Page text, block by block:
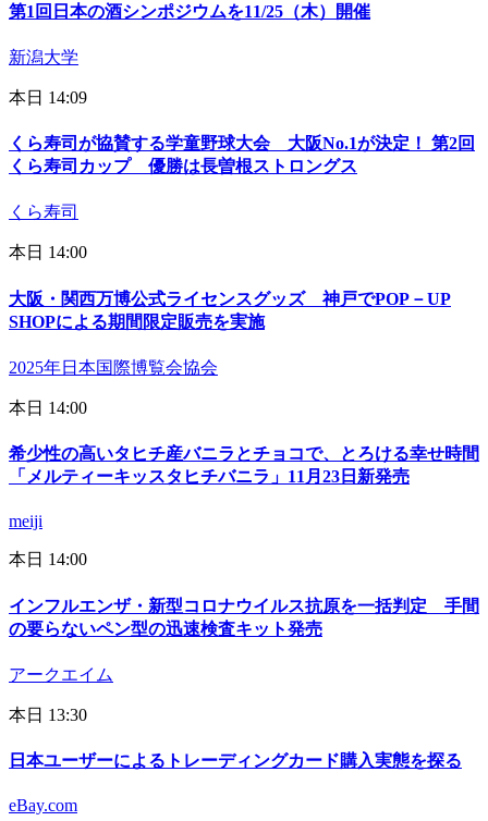
第1回日本の酒シンポジウムを11/25（木）開催
新潟大学
本日 14:09
くら寿司が協賛する学童野球大会 大阪No.1が決定！ 第2回
くら寿司カップ 優勝は長曽根ストロングス
くら寿司
本日 14:00
大阪・関西万博公式ライセンスグッズ 神戸でPOP－UP
SHOPによる期間限定販売を実施
2025年日本国際博覧会協会
本日 14:00
希少性の高いタヒチ産バニラとチョコで、とろける幸せ時間
「メルティーキッスタヒチバニラ」11月23日新発売
meiji
本日 14:00
インフルエンザ・新型コロナウイルス抗原を一括判定 手間
の要らないペン型の迅速検査キット発売
アークエイム
本日 13:30
日本ユーザーによるトレーディングカード購入実態を探る
eBay.com